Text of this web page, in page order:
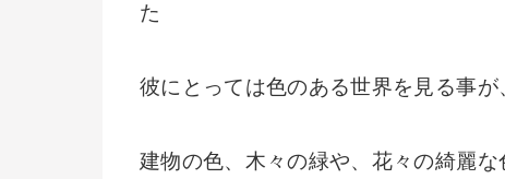
た
彼にとっては色のある世界を見る事
建物の色、木々の緑や、花々の綺麗